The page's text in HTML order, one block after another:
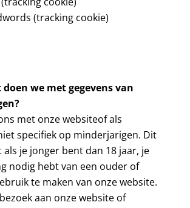
(tracking cookie)
doen we met gegevens van
met onze websiteof als
specifiek op minderjarigen. Dit
je jonger bent dan 18 jaar, je
nodig hebt van een ouder of
te maken van onze website.
aan onze website of